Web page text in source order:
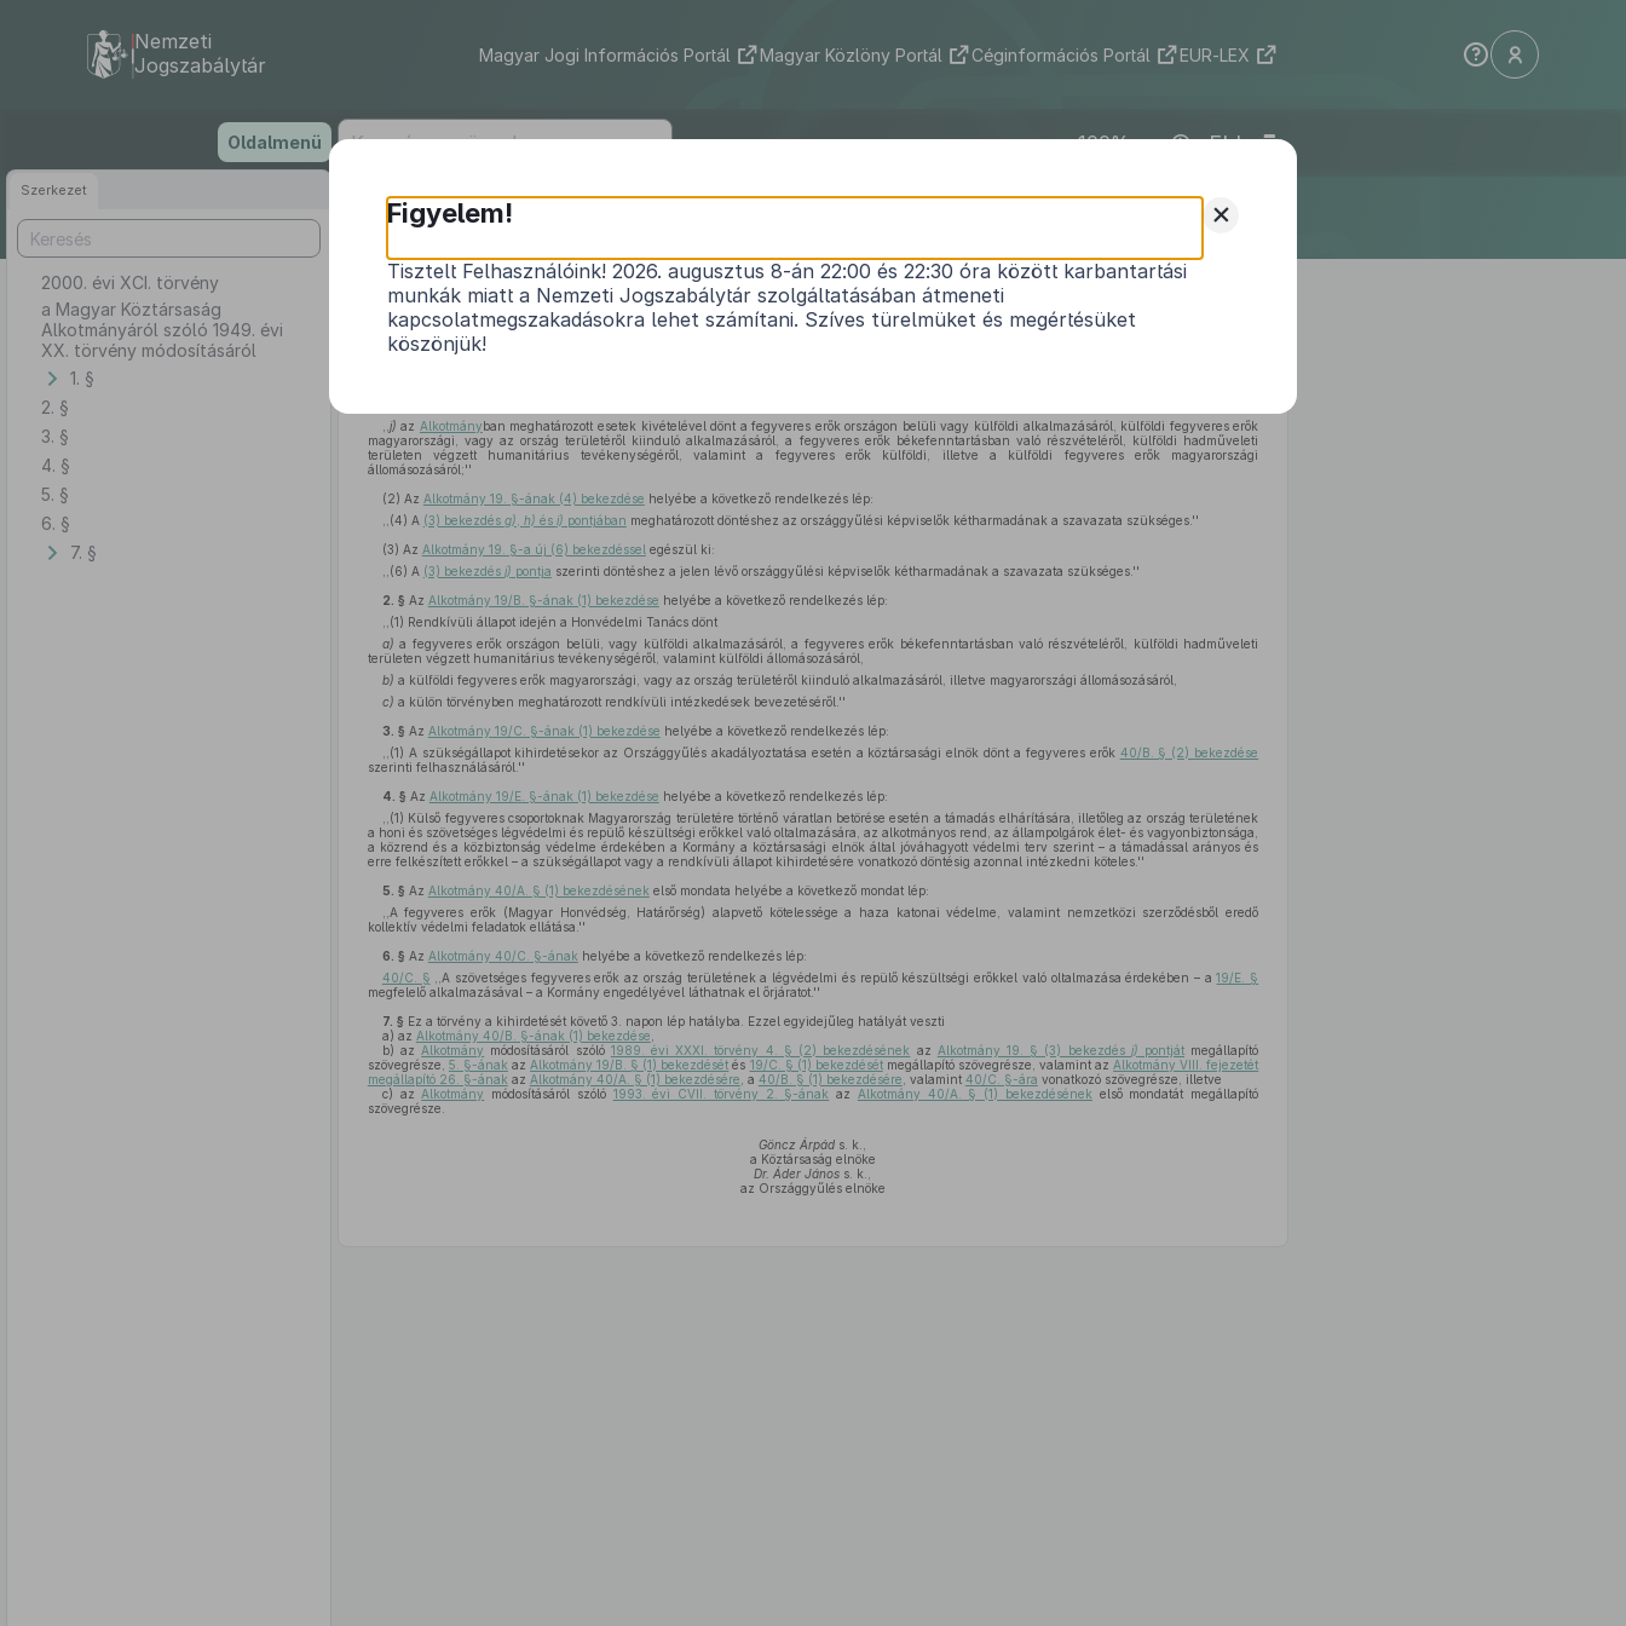
tartalomra
Nemzeti
Jogszabálytár
Magyar Jogi Információs Portál Magyar Közlöny Portál Céginformációs Portál EUR-LEX
Oldalmenü ELI
Szerkezet
2000. évi XCI. törvény
a Magyar Köztársaság
Alkotmányáról szóló 1949. évi
XX. törvény módosításáról
1. §
2. §
3. §
4. §
5. §
6. §
7. §
2000. évi XCI. törvény
a Magyar KöztársaságAlkotmányáról szóló1949. évi XX. törvénymódosításáról
Közlönyállapot 2000. 06. 27.
j) az Alkotmányban meghatározott esetek kivételével dönt a fegyveres erők országon belüli vagy külföldi alkalmazásáról, külföldi fegyveres erők
magyarországi, vagy az ország területéről kiinduló alkalmazásáról, a fegyveres erők békefenntartásban való részvételéről, külföldi hadműveleti
területen végzett humanitárius tevékenységéről, valamint a fegyveres erők külföldi, illetve a külföldi fegyveres erők magyarországi
állomásozásáról;''
(2) Az Alkotmány 19. §-ának (4) bekezdése helyébe a következő rendelkezés lép:
,,(4) A (3) bekezdés g) h) és i) pontjában meghatározott döntéshez az országgyűlési képviselők kétharmadának a szavazata szükséges.''
(3) Az Alkotmány 19. §-a új (6) bekezdéssel egészül ki:
,,(6) A (3) bekezdés j) pontja szerinti döntéshez a jelen lévő országgyűlési képviselők kétharmadának a szavazata szükséges.''
2. § Az Alkotmány 19/B. §-ának (1) bekezdése helyébe a következő rendelkezés lép:
,,(1) Rendkívüli állapot idején a Honvédelmi Tanács dönt
a) a fegyveres erők országon belüli, vagy külföldi alkalmazásáról, a fegyveres erők békefenntartásban való részvételéről, külföldi hadműveleti
területen végzett humanitárius tevékenységéről, valamint külföldi állomásozásáról,
b) a külföldi fegyveres erők magyarországi, vagy az ország területéről kiinduló alkalmazásáról, illetve magyarországi állomásozásáról,
c) a külön törvényben meghatározott rendkívüli intézkedések bevezetéséről.''
3. § Az Alkotmány 19/C. §-ának (1) bekezdése helyébe a következő rendelkezés lép:
,,(1) A szükségállapot kihirdetésekor az Országgyűlés akadályoztatása esetén a köztársasági elnök dönt a fegyveres erők 40/B. § (2) bekezdése
szerinti felhasználásáról.''
4. § Az Alkotmány 19/E. §-ának (1) bekezdése helyébe a következő rendelkezés lép:
,,(1) Külső fegyveres csoportoknak Magyarország területére történő váratlan betörése esetén a támadás elhárítására, illetőleg az ország területének
a honi és szövetséges légvédelmi és repülő készültségi erőkkel való oltalmazására, az alkotmányos rend, az állampolgárok élet- és vagyonbiztonsága,
a közrend és a közbiztonság védelme érdekében a Kormány a köztársasági elnök által jóváhagyott védelmi terv szerint – a támadással arányos és
erre felkészített erőkkel – a szükségállapot vagy a rendkívüli állapot kihirdetésére vonatkozó döntésig azonnal intézkedni köteles.''
5. § Az Alkotmány 40/A. § (1) bekezdésének első mondata helyébe a következő mondat lép:
,,A fegyveres erők (Magyar Honvédség, Határőrség) alapvető kötelessége a haza katonai védelme, valamint nemzetközi szerződésből eredő
kollektív védelmi feladatok ellátása.''
6. § Az Alkotmány 40/C. §-ának helyébe a következő rendelkezés lép:
40/C. § ,,A szövetséges fegyveres erők az ország területének a légvédelmi és repülő készültségi erőkkel való oltalmazása érdekében – a19/E. §
megfelelő alkalmazásával – a Kormány engedélyével láthatnak el őrjáratot.''
7. § Ez a törvény a kihirdetését követő 3. napon lép hatályba. Ezzel egyidejűleg hatályát veszti
a) az Alkotmány 40/B. §-ának (1) bekezdése
b) az Alkotmány módosításáról szóló 1989. évi XXXI. törvény 4. § (2) bekezdésének az Alkotmány 19. § (3) bekezdés j) pontját megállapító
szövegrésze, 5. §-ának az Alkotmány 19/B. § (1) bekezdését és 19/C. § (1) bekezdésétmegállapító szövegrésze, valamint az Alkotmány VIII. fejezetét
megállapító 26. §-ának az Alkotmány 40/A. § (1) bekezdésére , a 40/B. § (1) bekezdésére , valamint 40/C. §-ára vonatkozó szövegrésze, illetve
c) az Alkotmány módosításáról szóló 1993. évi CVII. törvény 2. §-ának az Alkotmány 40/A. § (1) bekezdésének első mondatát megállapító
szövegrésze.
Göncz Árpád s. k.,
a Köztársaság elnöke
Dr. Áder János s. k.,
az Országgyűlés elnöke
+
Figyelem!
Tisztelt Felhasználóink! 2026. augusztus 8-án 22:00 és 22:30 óra között karbantartási
munkák miatt a Nemzeti Jogszabálytár szolgáltatásában átmeneti
kapcsolatmegszakadásokra lehet számítani. Szíves türelmüket és megértésüket
köszönjük!